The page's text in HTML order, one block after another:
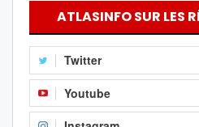
ATLASINFO SUR LES
Twitter
Youtube